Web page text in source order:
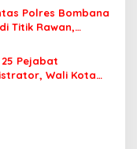
Jembatan Cirauci II
Polres Bombana
Titik Rawan,
dengan Aman
Pejabat
Wali Kota